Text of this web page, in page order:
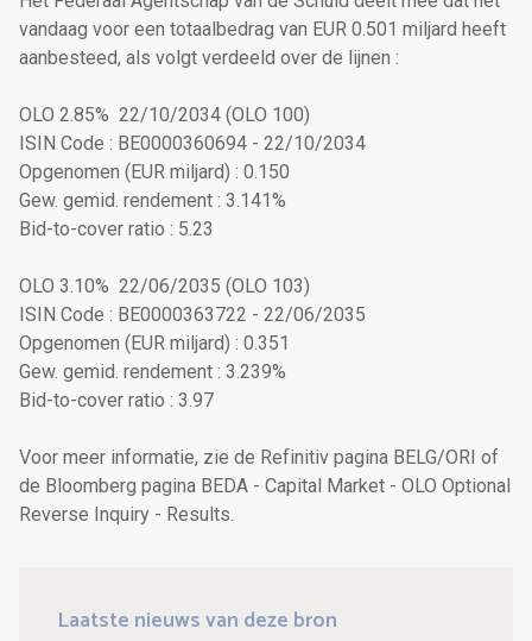
vandaag voor een totaalbedrag van EUR 0.501 miljard heeft
aanbesteed, als volgt verdeeld over de lijnen :
OLO 2.85% 22/10/2034 (OLO 100)
ISIN Code : BE0000360694 - 22/10/2034
Opgenomen (EUR miljard) : 0.150
Gew. gemid. rendement : 3.141%
Bid-to-cover ratio : 5.23
OLO 3.10% 22/06/2035 (OLO 103)
ISIN Code : BE0000363722 - 22/06/2035
Opgenomen (EUR miljard) : 0.351
Gew. gemid. rendement : 3.239%
Bid-to-cover ratio : 3.97
Voor meer informatie, zie de Refinitiv pagina BELG/ORI of
de Bloomberg pagina BEDA - Capital Market - OLO Optional
Reverse Inquiry - Results.
Laatste nieuws van deze bron